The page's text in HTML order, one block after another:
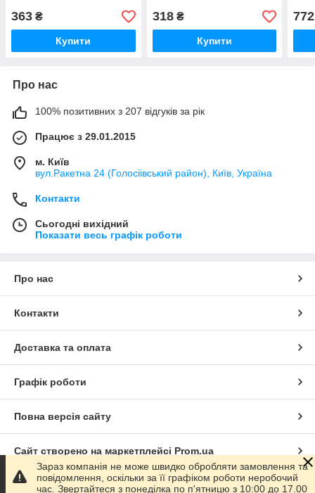
363 ₴
Купити
HDJ-X7
318₴
Купити
772
Про нас
100% позитивних з 207 відгуків за рік
Працює з 29.01.2015
м. Київ
вул.Ракетна 24 (Голосіівський район), Київ, Україна
Контакти
Сьогодні вихідний
Показати весь графік роботи
Про нас
Контакти
Доставка та оплата
Графік роботи
Повна версія сайту
Сайт створено на маркетплейсі Prom.ua
Політика конфіденційності
Зараз компанія не може швидко обробляти замовлення та
повідомлення, оскільки за її графіком роботи неробочий
час. Звертайтеся з понеділка по п'ятницю з 10:00 до 17.00